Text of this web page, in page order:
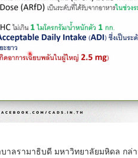
าลรามาธิบดี มหาวิทยาลัยมหิดล กล่